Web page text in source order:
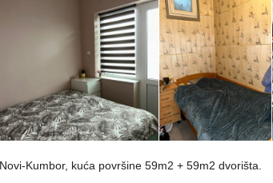
Kumbor, kuća površine 59m2 + 59m2 dvorišta.